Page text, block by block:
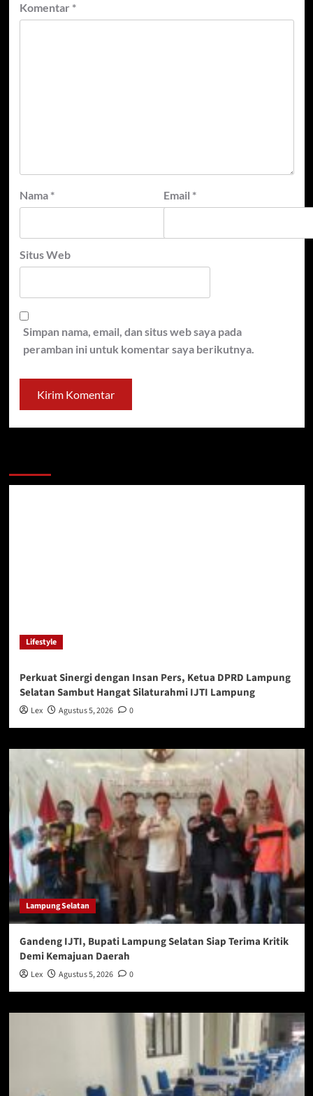
Komentar *
Nama * Email *
Situs Web
Simpan nama, email, dan situs web saya pada
peramban ini untuk komentar saya berikutnya.
Lifestyle
Perkuat Sinergi dengan Insan Pers, Ketua DPRD Lampung
Selatan Sambut Hangat Silaturahmi IJTI Lampung
Lex Agustus 5, 2026 0
Lampung Selatan
Gandeng IJTI, Bupati Lampung Selatan Siap Terima Kritik
Demi Kemajuan Daerah
Lex Agustus 5, 2026 0